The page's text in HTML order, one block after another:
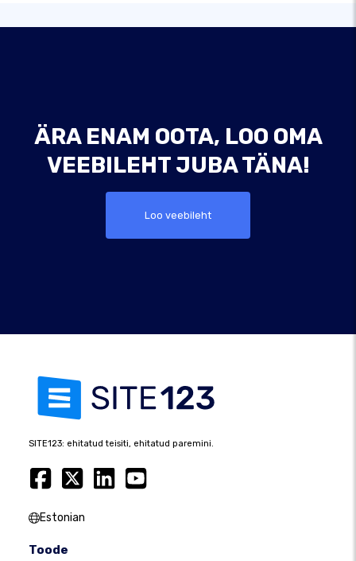
ÄRA ENAM OOTA, LOO OMA
VEEBILEHT JUBA TÄNA!
Loo veebileht
SITE123: ehitatud teisiti, ehitatud paremini.
Estonian
Toode